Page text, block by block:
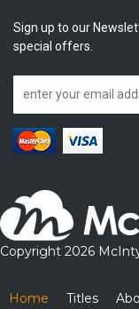
Sign up to our
special offers.
Copyright 2026
Home Titles